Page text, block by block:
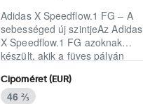
Adidas X Speedflow.1 FG – A
sebességed új szintjeAz Adidas
X Speedflow.1 FG azoknak
készült, akik a füves pályán
ritmust diktál..
Cipőméret (EUR)
46 ⅔